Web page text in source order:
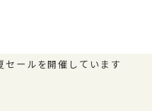
セールを開催しています